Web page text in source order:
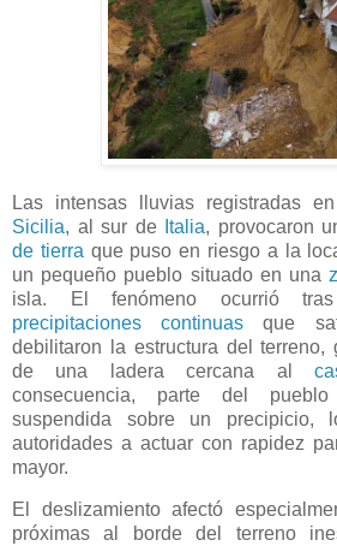
Las intensas lluvias registradas
Sicilia, al sur de Italia, provocaron
de tierra que puso en riesgo a la
un pequeño pueblo situado en una
isla. El fenómeno ocurrió
precipitaciones continuas que
debilitaron la estructura del terreno,
de una ladera cercana al
consecuencia, parte del
suspendida sobre un
autoridades a actuar con rapidez
mayor.
El deslizamiento afectó
próximas al borde del terreno